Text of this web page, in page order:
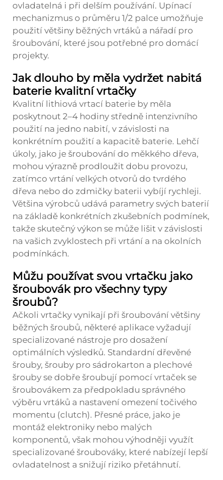
ovladatelná i při delším používání. Upínací
mechanizmus o průměru 1/2 palce umožňuje
použití většiny běžných vrtáků a nářadí pro
šroubování, které jsou potřebné pro domácí
projekty.
Jak dlouho by měla vydržet nabitá
baterie kvalitní vrtačky
Kvalitní lithiová vrtací baterie by měla
poskytnout 2–4 hodiny středně intenzivního
použití na jedno nabití, v závislosti na
konkrétním použití a kapacitě baterie. Lehčí
úkoly, jako je šroubování do měkkého dřeva,
mohou výrazně prodloužit dobu provozu,
zatímco vrtání velkých otvorů do tvrdého
dřeva nebo do zdmičky baterii vybíjí rychleji.
Většina výrobců udává parametry svých baterií
na základě konkrétních zkušebních podmínek,
takže skutečný výkon se může lišit v závislosti
na vašich zvyklostech při vrtání a na okolních
podmínkách.
Můžu používat svou vrtačku jako
šroubovák pro všechny typy
šroubů?
Ačkoli vrtačky vynikají při šroubování většiny
běžných šroubů, některé aplikace vyžadují
specializované nástroje pro dosažení
optimálních výsledků. Standardní dřevěné
šrouby, šrouby pro sádrokarton a plechové
šrouby se dobře šroubují pomocí vrtaček se
šroubovákem za předpokladu správného
výběru vrtáků a nastavení omezení točivého
momentu (clutch). Přesné práce, jako je
montáž elektroniky nebo malých
komponentů, však mohou výhodněji využít
specializované šroubováky, které nabízejí lepší
ovladatelnost a snižují riziko přetáhnutí.